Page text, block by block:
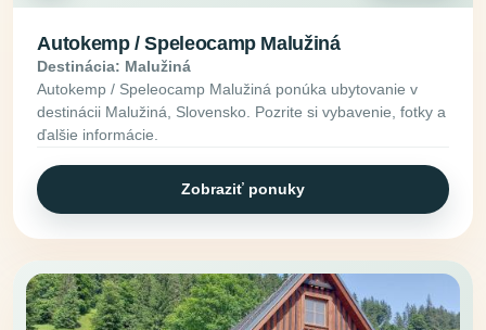
Autokemp / Speleocamp Malužiná
Destinácia: Malužiná
Autokemp / Speleocamp Malužiná ponúka ubytovanie v
destinácii Malužiná, Slovensko. Pozrite si vybavenie, fotky a
ďalšie informácie.
Zobraziť ponuky